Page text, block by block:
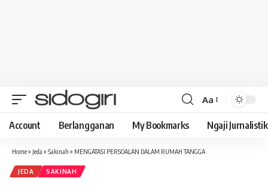
Font
Resizer
Aa
Account Berlangganan My Bookmarks Ngaji Jurnalistik
Home» Jeda » Sakinah » MENGATASI PERSOALAN DALAM RUMAH TANGGA
JEDA SAKINAH